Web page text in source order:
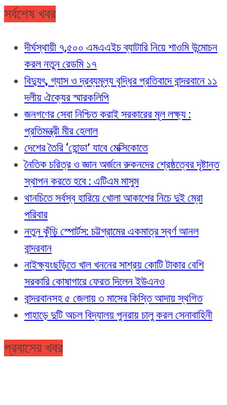
সর্বশেষ খবর
দীর্ঘস্থায়ী ৭,৫০০ এমএএইচ ব্যাটারি নিয়ে শাওমি উন্মোচন
করল নতুন রেডমি ১৭
বিদ্যুৎ, গ্যাস ও দ্রব্যমূল্য বৃদ্ধির প্রতিবাদে বান্দরবানে ১১
দলীয় ঐক্যের স্মারকলিপি
জনগণের সেবা নিশ্চিত করাই সরকারের মূল লক্ষ্য :
প্রতিমন্ত্রী মীর হেলাল
দেশের তৈরি ‘হোন্ডা’ যাবে মেক্সিকোতে
নৈতিক চরিত্র ও জ্ঞান অর্জনে রুকনদের শ্রেষ্ঠত্বের দৃষ্টান্ত
স্থাপন করতে হবে : এটিএম মাসুম
থানচিতে সর্বস্ব হারিয়ে খোলা আকাশের নিচে দুই ম্রো
পরিবার
নতুন কুঁড়ি স্পোর্টস: চট্টগ্রামের একমাত্র স্বর্ণ আনল
বান্দরবান
নাইক্ষ্যংছড়িতে খাল খননের সাশ্রয় কোটি টাকার বেশি
সরকারি কোষাগারে ফেরত দিলেন ইউএনও
বান্দরবানসহ ৫ জেলায় ৩ মাসের কিস্তি আদায় স্থগিত
পাহাড়ে দুটি অচল বিদ্যালয় পুনরায় চালু করল সেনাবাহিনী
প্রবাসের খবর